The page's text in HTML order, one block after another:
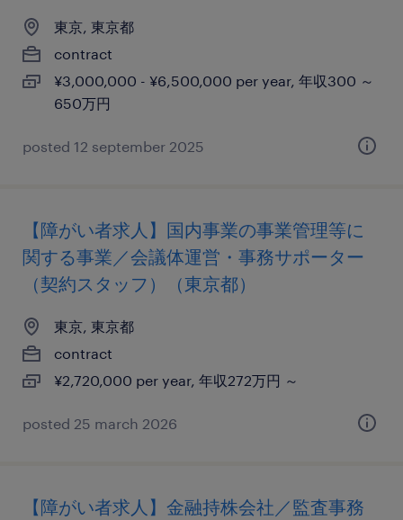
東京, 東京都
contract
¥3,000,000 - ¥6,500,000 per year, 年収300 ～
650万円
posted 12 september 2025
【障がい者求人】国内事業の事業管理等に
関する事業／会議体運営・事務サポーター
（契約スタッフ）（東京都）
東京, 東京都
contract
¥2,720,000 per year, 年収272万円 ～
posted 25 march 2026
【障がい者求人】金融持株会社／監査事務